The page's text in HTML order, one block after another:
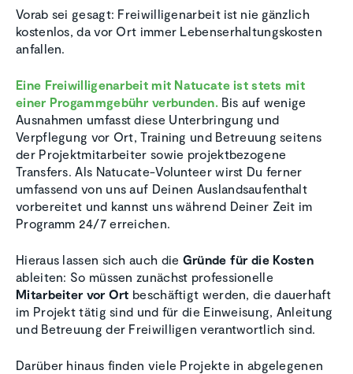
Vorab sei gesagt: Freiwilligenarbeit ist nie gänzlich
kostenlos, da vor Ort immer Lebenserhaltungskosten
anfallen.
Eine Freiwilligenarbeit mit Natucate ist stets mit
einer Progammgebühr verbunden. Bis auf wenige
Ausnahmen umfasst diese Unterbringung und
Verpflegung vor Ort, Training und Betreuung seitens
der Projektmitarbeiter sowie projektbezogene
Transfers. Als Natucate-Volunteer wirst Du ferner
umfassend von uns auf Deinen Auslandsaufenthalt
vorbereitet und kannst uns während Deiner Zeit im
Programm 24/7 erreichen.
Hieraus lassen sich auch die Gründe für die Kosten
ableiten: So müssen zunächst professionelle
Mitarbeiter vor Ort beschäftigt werden, die dauerhaft
im Projekt tätig sind und für die Einweisung, Anleitung
und Betreuung der Freiwilligen verantwortlich sind.
Darüber hinaus finden viele Projekte in abgelegenen